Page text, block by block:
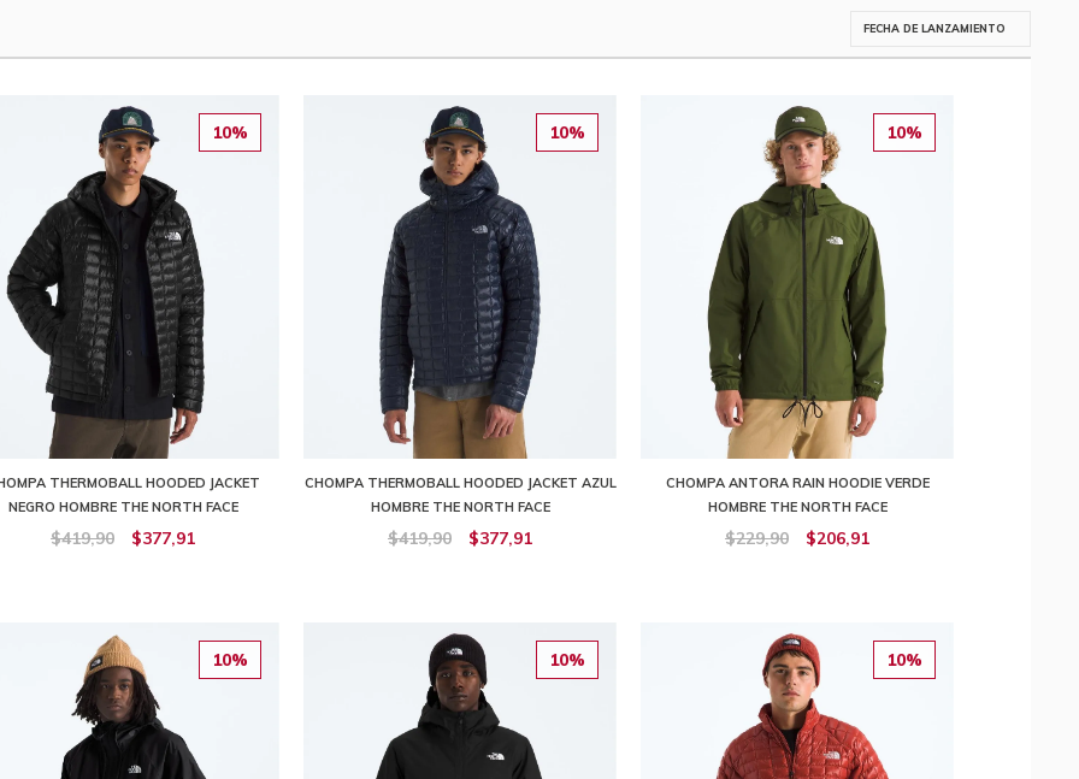
10%
THERMOBALL HOODED JACKET
NEGRO HOMBRE THE NORTH FACE
$419,90 $377,91
10%
CHOMPA THERMOBALL HOODED JACKET AZUL
HOMBRE THE NORTH FACE
$419,90 $377,91
10%
CHOMPA ANTORA RAIN HOODIE VERDE
HOMBRE THE NORTH FACE
$229,90 $206,91
10% 10% 10%